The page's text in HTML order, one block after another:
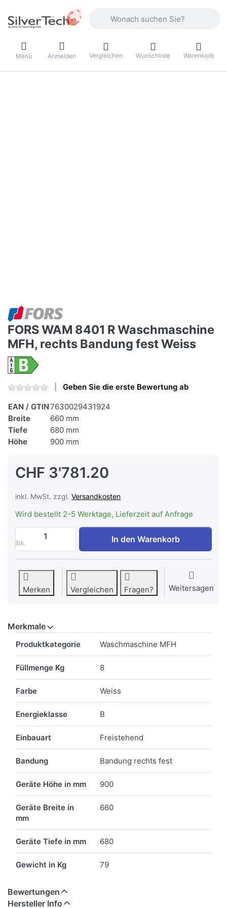
Menü Anmelden Vergleichen Wunschliste Warenkorb
FORS WAM 8401 R Waschmaschine
MFH, rechts Bandung fest Weiss
Geben Sie die erste Bewertung ab
EAN / GTIN7630029431924
Breite
660 mm
Tiefe
680 mm
Höhe
900 mm
CHF 3'781.20
inkl. MwSt. zzgl. Versandkosten
Wird bestellt 2-5 Werktage, Lieferzeit auf Anfrage
Stk.
FORS WAM 8401 R Waschmaschine
In den Warenkorb
Merken Vergleichen Fragen? Weitersagen
Merkmale
Produktkategorie Waschmaschine MFH
Füllmenge Kg 8
Farbe Weiss
Energieklasse B
Einbauart Freistehend
Bandung Bandung rechts fest
Geräte Höhe in mm 900
Geräte Breite in
mm
660
Geräte Tiefe in mm 680
Gewicht in Kg 79
Bewertungen
Hersteller Info